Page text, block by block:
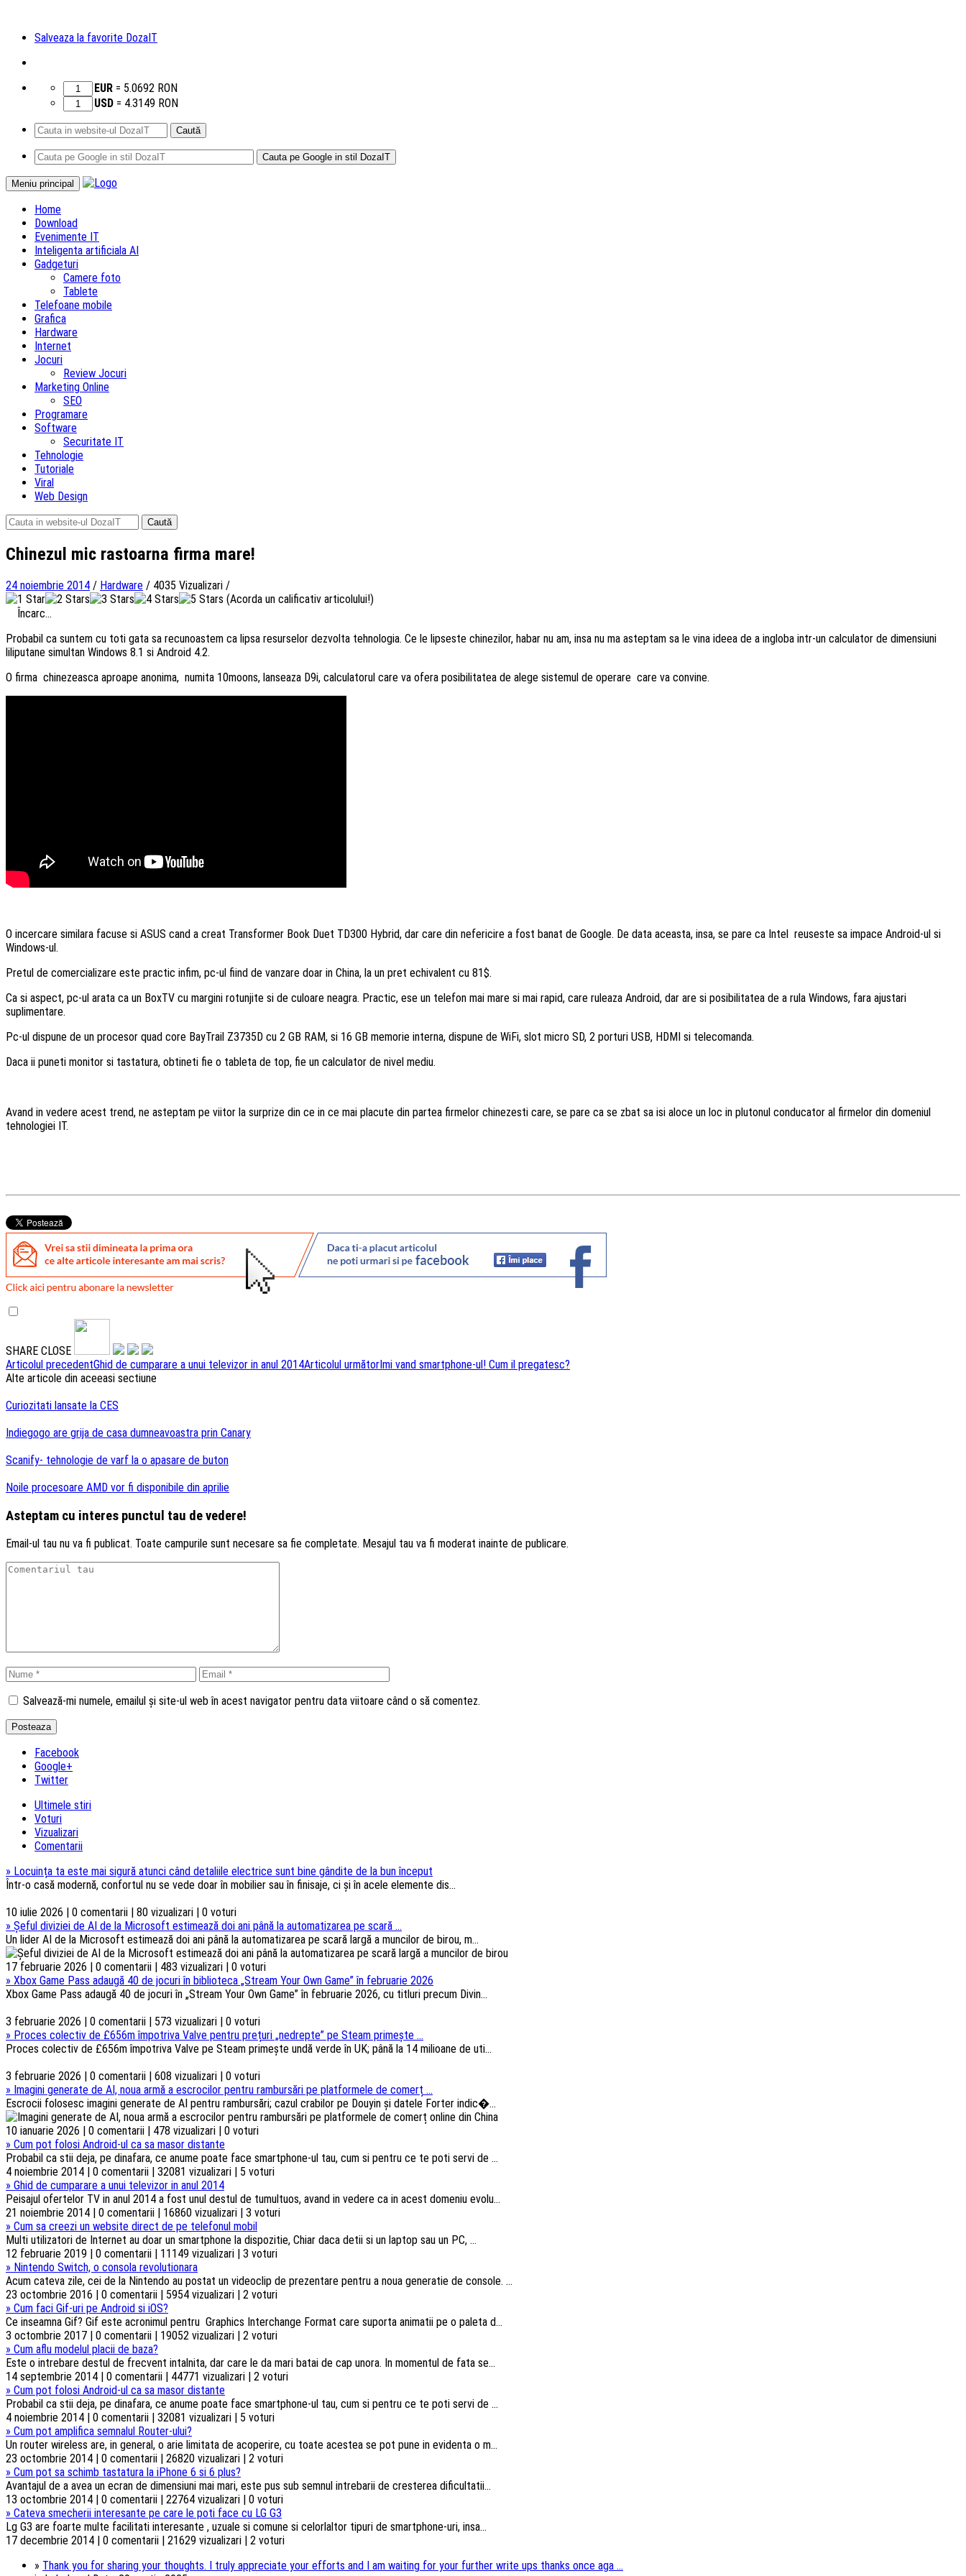
Salveaza la favorite DozaIT
EUR = 5.0692 RON
USD = 4.3149 RON
Caută
după:
Meniu principal
Sari
Home
Download
Evenimente IT
Inteligenta artificiala AI
Gadgeturi
Camere foto
Tablete
Telefoane mobile
Grafica
Hardware
Internet
Jocuri
Review Jocuri
Marketing Online
SEO
Programare
Software
Securitate IT
Tehnologie
Tutoriale
Viral
Web Design
Caută
după:
Chinezul mic rastoarna firma mare!
24 noiembrie 2014 / Hardware / 4035 Vizualizari /
(Acorda un calificativ articolului!)
Încarc...
Probabil ca suntem cu toti gata sa recunoastem ca lipsa resurselor dezvolta tehnologia. Ce le lipseste chinezilor, habar nu am, insa nu ma asteptam sa le vina ideea de a ingloba intr-un calculator de dimensiuni
liliputane simultan Windows 8.1 si Android 4.2.
O firma chinezeasca aproape anonima, numita 10moons, lanseaza D9i, calculatorul care va ofera posibilitatea de alege sistemul de operare care va convine.
O incercare similara facuse si ASUS cand a creat Transformer Book Duet TD300 Hybrid, dar care din nefericire a fost banat de Google. De data aceasta, insa, se pare ca Intel reuseste sa impace Android-ul si
Windows-ul.
Pretul de comercializare este practic infim, pc-ul fiind de vanzare doar in China, la un pret echivalent cu 81$.
Ca si aspect, pc-ul arata ca un BoxTV cu margini rotunjite si de culoare neagra. Practic, ese un telefon mai mare si mai rapid, care ruleaza Android, dar are si posibilitatea de a rula Windows, fara ajustari
suplimentare.
Pc-ul dispune de un procesor quad core BayTrail Z3735D cu 2 GB RAM, si 16 GB memorie interna, dispune de WiFi, slot micro SD, 2 porturi USB, HDMI si telecomanda.
Daca ii puneti monitor si tastatura, obtineti fie o tableta de top, fie un calculator de nivel mediu.
Avand in vedere acest trend, ne asteptam pe viitor la surprize din ce in ce mai placute din partea firmelor chinezesti care, se pare ca se zbat sa isi aloce un loc in plutonul conducator al firmelor din domeniul
tehnologiei IT.
SHARE CLOSE
Navigare
articole
Articolul precedentGhid de cumparare a unui televizor in anul 2014Articolul următorImi vand smartphone-ul! Cum il pregatesc?
Alte articole din aceeasi sectiune
Curiozitati lansate la CES
Indiegogo are grija de casa dumneavoastra prin Canary
Scanify- tehnologie de varf la o apasare de buton
Noile procesoare AMD vor fi disponibile din aprilie
Asteptam cu interes punctul tau de vedere!
Email-ul tau nu va fi publicat. Toate campurile sunt necesare sa fie completate. Mesajul tau va fi moderat inainte de publicare.
Salvează-mi numele, emailul și site-ul web în acest navigator pentru data viitoare când o să comentez.
Facebook
Google+
Twitter
Ultimele stiri
Voturi
Vizualizari
Comentarii
» Locuința ta este mai sigură atunci când detaliile electrice sunt bine gândite de la bun început
Într-o casă modernă, confortul nu se vede doar în mobilier sau în finisaje, ci și în acele elemente dis...
10 iulie 2026 | 0 comentarii | 80 vizualizari | 0 voturi
» Șeful diviziei de AI de la Microsoft estimează doi ani până la automatizarea pe scară ...
Un lider AI de la Microsoft estimează doi ani până la automatizarea pe scară largă a muncilor de birou, m...
17 februarie 2026 | 0 comentarii | 483 vizualizari | 0 voturi
» Xbox Game Pass adaugă 40 de jocuri în biblioteca „Stream Your Own Game” în februarie 2026
Xbox Game Pass adaugă 40 de jocuri în „Stream Your Own Game” în februarie 2026, cu titluri precum Divin...
3 februarie 2026 | 0 comentarii | 573 vizualizari | 0 voturi
» Proces colectiv de £656m împotriva Valve pentru prețuri „nedrepte” pe Steam primește ...
Proces colectiv de £656m împotriva Valve pe Steam primește undă verde în UK; până la 14 milioane de uti...
3 februarie 2026 | 0 comentarii | 608 vizualizari | 0 voturi
» Imagini generate de AI, noua armă a escrocilor pentru rambursări pe platformele de comerț ...
Escrocii folosesc imagini generate de AI pentru rambursări; cazul crabilor pe Douyin și datele Forter indic�...
10 ianuarie 2026 | 0 comentarii | 478 vizualizari | 0 voturi
» Cum pot folosi Android-ul ca sa masor distante
Probabil ca stii deja, pe dinafara, ce anume poate face smartphone-ul tau, cum si pentru ce te poti servi de ...
4 noiembrie 2014 | 0 comentarii | 32081 vizualizari | 5 voturi
» Ghid de cumparare a unui televizor in anul 2014
Peisajul ofertelor TV in anul 2014 a fost unul destul de tumultuos, avand in vedere ca in acest domeniu evolu...
21 noiembrie 2014 | 0 comentarii | 16860 vizualizari | 3 voturi
» Cum sa creezi un website direct de pe telefonul mobil
Multi utilizatori de Internet au doar un smartphone la dispozitie, Chiar daca detii si un laptop sau un PC, ...
12 februarie 2019 | 0 comentarii | 11149 vizualizari | 3 voturi
» Nintendo Switch, o consola revolutionara
Acum cateva zile, cei de la Nintendo au postat un videoclip de prezentare pentru a noua generatie de console. ...
23 octombrie 2016 | 0 comentarii | 5954 vizualizari | 2 voturi
» Cum faci Gif-uri pe Android si iOS?
Ce inseamna Gif? Gif este acronimul pentru Graphics Interchange Format care suporta animatii pe o paleta d...
3 octombrie 2017 | 0 comentarii | 19052 vizualizari | 2 voturi
» Cum aflu modelul placii de baza?
Este o intrebare destul de frecvent intalnita, dar care le da mari batai de cap unora. In momentul de fata se...
14 septembrie 2014 | 0 comentarii | 44771 vizualizari | 2 voturi
» Cum pot folosi Android-ul ca sa masor distante
Probabil ca stii deja, pe dinafara, ce anume poate face smartphone-ul tau, cum si pentru ce te poti servi de ...
4 noiembrie 2014 | 0 comentarii | 32081 vizualizari | 5 voturi
» Cum pot amplifica semnalul Router-ului?
Un router wireless are, in general, o arie limitata de acoperire, cu toate acestea se pot pune in evidenta o m...
23 octombrie 2014 | 0 comentarii | 26820 vizualizari | 2 voturi
» Cum pot sa schimb tastatura la iPhone 6 si 6 plus?
Avantajul de a avea un ecran de dimensiuni mai mari, este pus sub semnul intrebarii de cresterea dificultatii...
13 octombrie 2014 | 0 comentarii | 22764 vizualizari | 0 voturi
» Cateva smecherii interesante pe care le poti face cu LG G3
Lg G3 are foarte multe facilitati interesante , uzuale si comune si celorlaltor tipuri de smartphone-uri, insa...
17 decembrie 2014 | 0 comentarii | 21629 vizualizari | 2 voturi
» Thank you for sharing your thoughts. I truly appreciate your efforts and I am waiting for your further write ups thanks once aga ...